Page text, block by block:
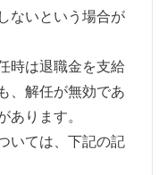
ないという場合が
時は退職金を支給
、解任が無効であ
あります。
いては、下記の記